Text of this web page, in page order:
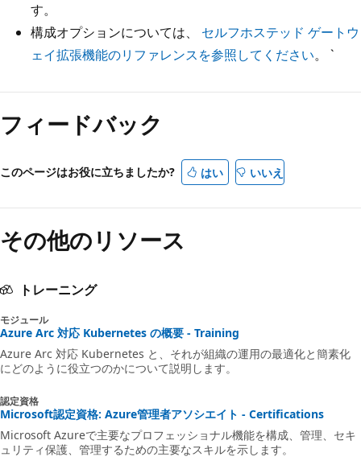
す。
構成オプションについては、 セルフホステッド ゲートウ
ェイ拡張機能のリファレンスを参照してください。 `
フィードバック
このページはお役に立ちましたか? はい いいえ
その他のリソース
トレーニング
モジュール
Azure Arc 対応 Kubernetes の概要 - Training
Azure Arc 対応 Kubernetes と、それが組織の運用の最適化と簡素化
にどのように役立つのかについて説明します。
認定資格
Microsoft認定資格: Azure管理者アソシエイト - Certifications
Microsoft Azureで主要なプロフェッショナル機能を構成、管理、セキ
ュリティ保護、管理するための主要なスキルを示します。